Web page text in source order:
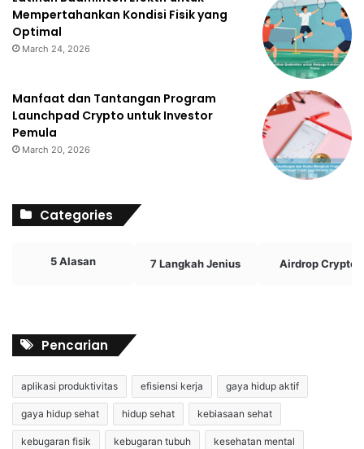
Mempertahankan Kondisi Fisik yang
Optimal
March 24, 2026
Manfaat dan Tantangan Program
Launchpad Crypto untuk Investor
Pemula
March 20, 2026
Categories
5 Alasan 7 Langkah Jenius Airdrop Crypto
Pencarian
aplikasi produktivitas efisiensi kerja gaya hidup aktif
gaya hidup sehat hidup sehat kebiasaan sehat
kebugaran fisik kebugaran tubuh kesehatan mental